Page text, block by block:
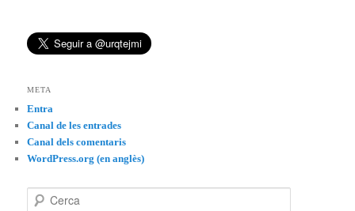
META
Entra
Canal de les entrades
Canal dels comentaris
WordPress.org (en anglès)